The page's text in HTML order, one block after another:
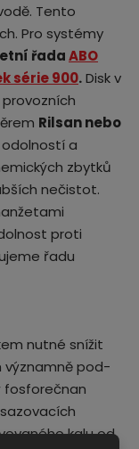
Tento
Pro systémy
řadaABO
série 900.Disk v
Rilsan nebo
a
zbytků
nečistot.
proti
řadu
nutné snížit
významně pod-
fosforečnan
kalu od